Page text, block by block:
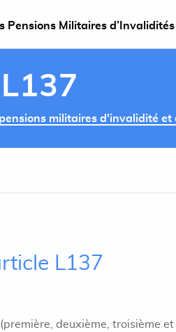
Pensions Militaires d’Invalidités
militaires d'invalidité et
L137
(première, deuxième, troisième